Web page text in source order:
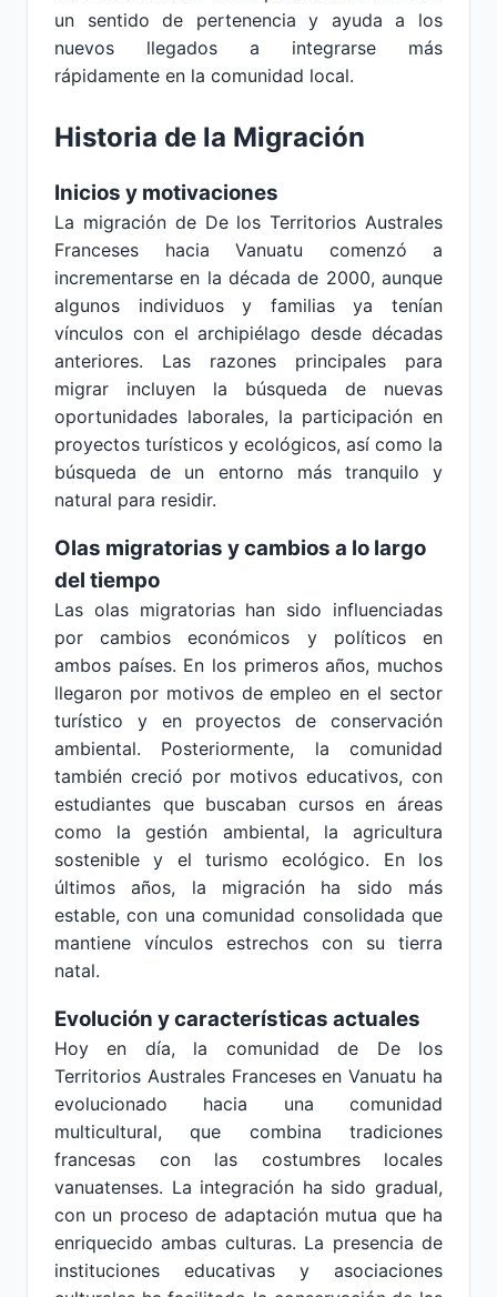
un sentido de pertenencia y ayuda a los
nuevos llegados a integrarse más
rápidamente en la comunidad local.
Historia de la Migración
Inicios y motivaciones
La migración de De los Territorios Australes
Franceses hacia Vanuatu comenzó a
incrementarse en la década de 2000, aunque
algunos individuos y familias ya tenían
vínculos con el archipiélago desde décadas
anteriores. Las razones principales para
migrar incluyen la búsqueda de nuevas
oportunidades laborales, la participación en
proyectos turísticos y ecológicos, así como la
búsqueda de un entorno más tranquilo y
natural para residir.
Olas migratorias y cambios a lo largo
del tiempo
Las olas migratorias han sido influenciadas
por cambios económicos y políticos en
ambos países. En los primeros años, muchos
llegaron por motivos de empleo en el sector
turístico y en proyectos de conservación
ambiental. Posteriormente, la comunidad
también creció por motivos educativos, con
estudiantes que buscaban cursos en áreas
como la gestión ambiental, la agricultura
sostenible y el turismo ecológico. En los
últimos años, la migración ha sido más
estable, con una comunidad consolidada que
mantiene vínculos estrechos con su tierra
natal.
Evolución y características actuales
Hoy en día, la comunidad de De los
Territorios Australes Franceses en Vanuatu ha
evolucionado hacia una comunidad
multicultural, que combina tradiciones
francesas con las costumbres locales
vanuatenses. La integración ha sido gradual,
con un proceso de adaptación mutua que ha
enriquecido ambas culturas. La presencia de
instituciones educativas y asociaciones